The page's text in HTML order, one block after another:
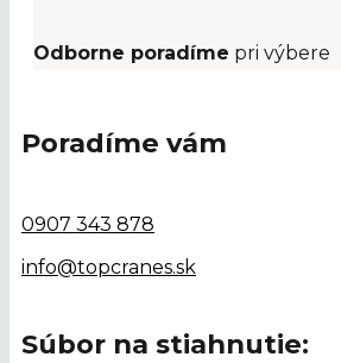
Odborne poradíme pri výbere
Poradíme vám
0907 343 878
info@topcranes.sk
Súbor na stiahnutie: